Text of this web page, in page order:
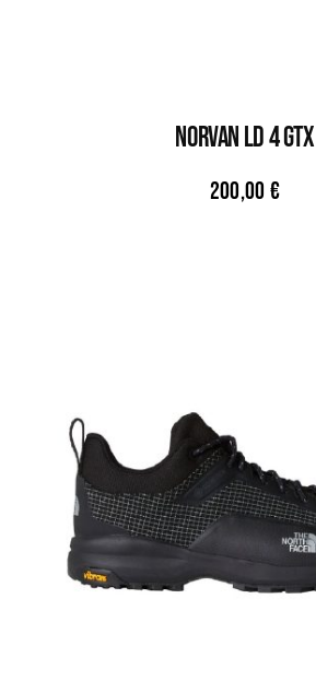
NORVAN LD 4 GTX
200,00 €